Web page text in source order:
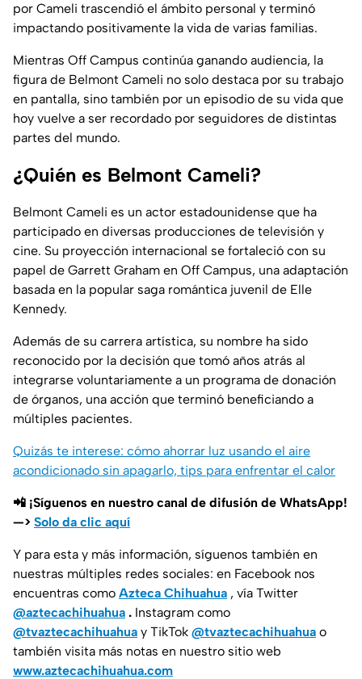
por Cameli trascendió el ámbito personal y terminó
impactando positivamente la vida de varias familias.
Mientras Off Campus continúa ganando audiencia, la
figura de Belmont Cameli no solo destaca por su trabajo
en pantalla, sino también por un episodio de su vida que
hoy vuelve a ser recordado por seguidores de distintas
partes del mundo.
¿Quién es Belmont Cameli?
Belmont Cameli es un actor estadounidense que ha
participado en diversas producciones de televisión y
cine. Su proyección internacional se fortaleció con su
papel de Garrett Graham en Off Campus, una adaptación
basada en la popular saga romántica juvenil de Elle
Kennedy.
Además de su carrera artística, su nombre ha sido
reconocido por la decisión que tomó años atrás al
integrarse voluntariamente a un programa de donación
de órganos, una acción que terminó beneficiando a
múltiples pacientes.
Quizás te interese: cómo ahorrar luz usando el aire
acondicionado sin apagarlo, tips para enfrentar el calor
📲 ¡Síguenos en nuestro canal de difusión de WhatsApp!
—> Solo da clic aquí
Y para esta y más información, síguenos también en
nuestras múltiples redes sociales: en Facebook nos
encuentras como Azteca Chihuahua , vía Twitter
@aztecachihuahua . Instagram como
@tvaztecachihuahua y TikTok @tvaztecachihuahua o
también visita más notas en nuestro sitio web
www.aztecachihuahua.com